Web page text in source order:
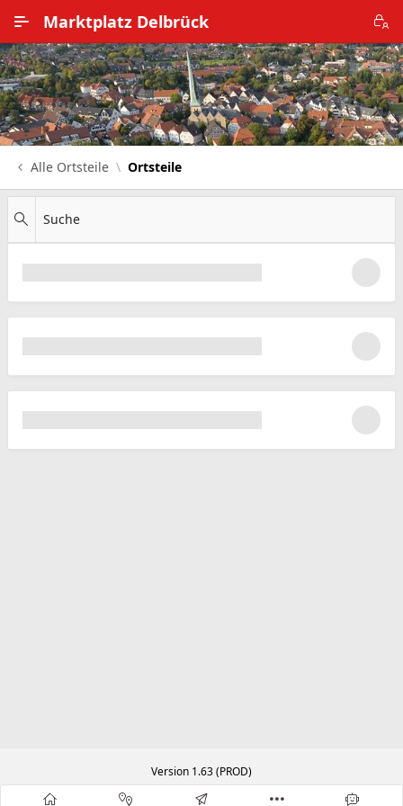
Marktplatz Delbrück
Alle Ortsteile
Impressum
Datenschutz
Alle Ortsteile Ortsteile
Suche
Version 1.63 (PROD)